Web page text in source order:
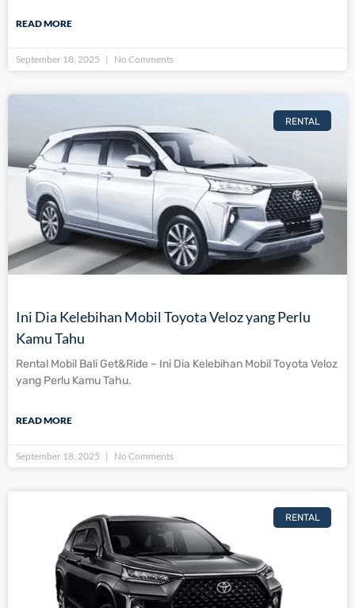
READ MORE
September 18, 2025 No Comments
RENTAL
Ini Dia Kelebihan Mobil Toyota Veloz yang Perlu
Kamu Tahu
Rental Mobil Bali Get&Ride – Ini Dia Kelebihan Mobil Toyota Veloz
yang Perlu Kamu Tahu.
READ MORE
September 18, 2025 No Comments
RENTAL